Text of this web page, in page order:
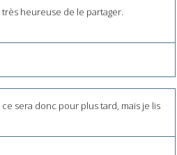
très heureuse de le partager.
sera donc pour plus tard, mais je lis